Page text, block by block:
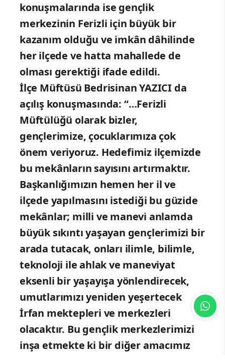
konuşmalarında ise gençlik
merkezinin Ferizli için büyük bir
kazanım olduğu ve imkân dâhilinde
her ilçede ve hatta mahallede de
olması gerektiği ifade edildi.
İlçe Müftüsü Bedrisinan YAZICI da
açılış konuşmasında: “…Ferizli
Müftülüğü olarak bizler,
gençlerimize, çocuklarımıza çok
önem veriyoruz. Hedefimiz ilçemizde
bu mekânların sayısını artırmaktır.
Başkanlığımızın hemen her il ve
ilçede yapılmasını istediği bu güzide
mekânlar; milli ve manevi anlamda
büyük sıkıntı yaşayan gençlerimizi bir
arada tutacak, onları ilimle, bilimle,
teknoloji ile ahlak ve maneviyat
eksenli bir yaşayışa yönlendirecek,
umutlarımızı yeniden yeşertecek
İrfan mektepleri ve merkezleri
olacaktır. Bu gençlik merkezlerimizi
inşa etmekte ki bir diğer amacımız